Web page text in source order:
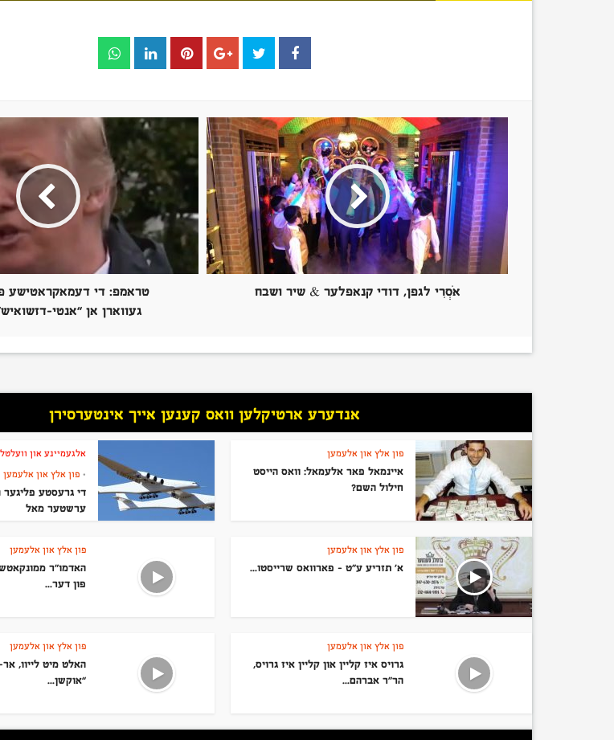
טראמפ: די דעמאקראטישע
געווארן אן “אנטי-
אֹסְרִי לגפן, דודי קנאפלער & שיר ושבח
אנדערע ארטיקלען וואס קענען אייך אינטערסירן
פון אלץ און אלעמען
איינמאל פאר אלעמאל: וואס הייסט
חילול השם?
אלגעמיינע און
• פון אלץ און אלעמען
די גרעסטע פליגער
ערשטער מאל
פון אלץ און אלעמען
א’ תזריע ע”ט – פארוואס שרייסטו...
פון אלץ און אלעמען
האדמו”ר
פון דער...
פון אלץ און אלעמען
גרויס איז קליין און קליין איז גרויס,
הר”ר אברהם...
פון אלץ און אלעמען
האלט מיט לייוו,
“אוקשן...